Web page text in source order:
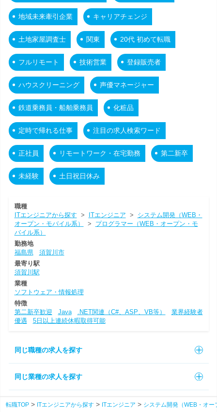
地域未来牽引企業 キャリアチェンジ
土地家屋調査士 関東 20代 初めて転職
フルリモート 技術営業 登録販売者
ハウスクリーニング 声優マネージャー
鉄道乗務員・船舶乗務員 化粧品
定時で帰れる仕事 注目の求人検索ワード
正社員 リモートワーク・在宅勤務 第二新卒
未経験 土日祝日休み
職種
ITエンジニアから探す > ITエンジニア > システム開発（WEB・
オープン・モバイル系）
> プログラマー（WEB・オープン・モ
バイル系）
勤務地
福島県
須賀川市
最寄り駅
須賀川駅
業種
ソフトウェア・情報処理
特徴
第二新卒歓迎
Java .NET関連（C#、ASP、VB等）
業界経験者
優遇
5日以上連続休暇取得可能
同じ職種の求人を探す
同じ業種の求人を探す
転職TOP ITエンジニアから探す ITエンジニア システム開発（WEB・オ